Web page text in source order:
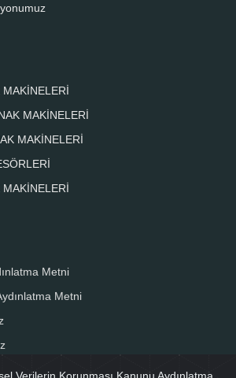
MAKİNELERİ
MAKİNELERİ
MAKİNELERİ
MAKİNELERİ
Metni
Metni
Formu